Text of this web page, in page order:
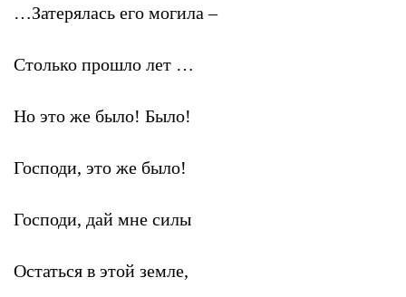
…Затерялась его могила –
Столько прошло лет …
Но это же было! Было!
Господи, это же было!
Господи, дай мне силы
Остаться в этой земле,